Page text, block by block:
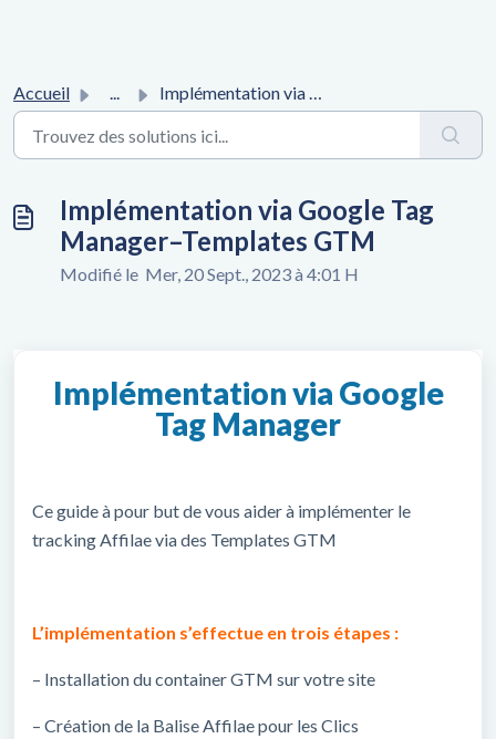
Accueil ... Implémentation via Google Tag Manager–Templates GTM
Implémentation via Google Tag
Manager–Templates GTM
Modifié le Mer, 20 Sept., 2023 à 4:01 H
Implémentation via Google
Tag Manager
Ce guide à pour but de vous aider à implémenter le
tracking Affilae via des Templates GTM
L’implémentation s’effectue en trois étapes :
– Installation du container GTM sur votre site
– Création de la Balise Affilae pour les Clics